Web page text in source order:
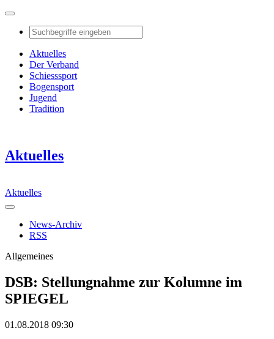
Aktuelles
Der Verband
Schiesssport
Bogensport
Jugend
Tradition
Aktuelles
Aktuelles
News-Archiv
RSS
Allgemeines
DSB: Stellungnahme zur Kolumne im
SPIEGEL
01.08.2018 09:30